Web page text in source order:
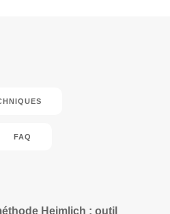
FAQ
Heimlich : outil